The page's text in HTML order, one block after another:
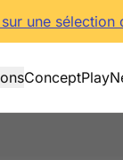
une
ConceptPlay